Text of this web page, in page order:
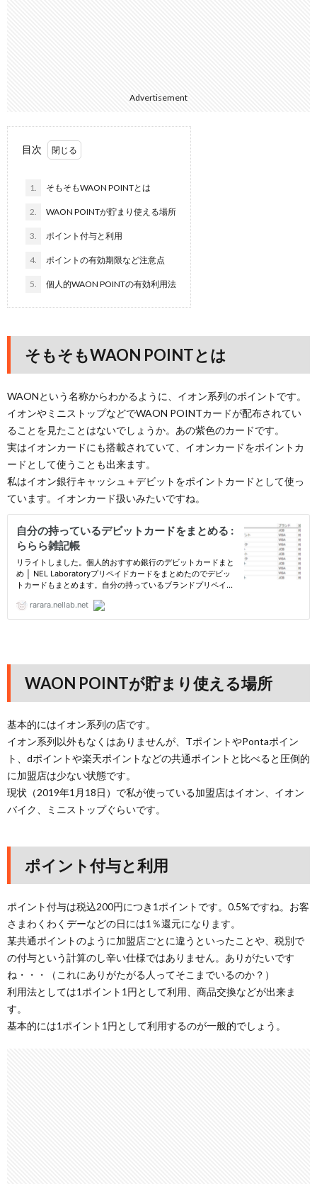
Advertisement
目次
1. そもそもWAON POINTとは
2. WAON POINTが貯まり使える場所
3. ポイント付与と利用
4. ポイントの有効期限など注意点
5. 個人的WAON POINTの有効利用法
そもそもWAON POINTとは
WAONという名称からわかるように、イオン系列のポイントです。
イオンやミニストップなどでWAON POINTカードが配布されてい
ることを見たことはないでしょうか。あの紫色のカードです。
実はイオンカードにも搭載されていて、イオンカードをポイントカ
ードとして使うことも出来ます。
私はイオン銀行キャッシュ＋デビットをポイントカードとして使っ
ています。イオンカード扱いみたいですね。
WAON POINTが貯まり使える場所
基本的にはイオン系列の店です。
イオン系列以外もなくはありませんが、TポイントやPontaポイン
ト、dポイントや楽天ポイントなどの共通ポイントと比べると圧倒的
に加盟店は少ない状態です。
現状（2019年1月18日）で私が使っている加盟店はイオン、イオン
バイク、ミニストップぐらいです。
ポイント付与と利用
ポイント付与は税込200円につき1ポイントです。0.5%ですね。お客
さまわくわくデーなどの日には1％還元になります。
某共通ポイントのように加盟店ごとに違うといったことや、税別で
の付与という計算のし辛い仕様ではありません。ありがたいです
ね・・・（これにありがたがる人ってそこまでいるのか？）
利用法としては1ポイント1円として利用、商品交換などが出来ま
す。
基本的には1ポイント1円として利用するのが一般的でしょう。